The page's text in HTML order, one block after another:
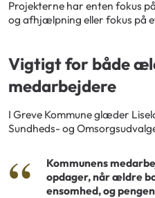
Projekterne har enten fokus
og afhjælpning eller fokus på
Vigtigt for både
medarbejdere
I Greve Kommune glæder
Sundheds- og
Kommunens
opdager, når ældre
ensomhed, og